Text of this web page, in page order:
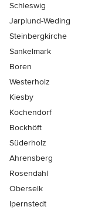
Schleswig
Jarplund-Weding
Steinbergkirche
Sankelmark
Boren
Westerholz
Kiesby
Kochendorf
Bockhöft
Süderholz
Ahrensberg
Rosendahl
Oberselk
Ipernstedt